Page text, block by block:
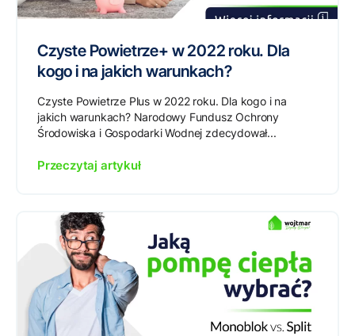
Czyste Powietrze+ w 2022 roku. Dla
kogo i na jakich warunkach?
Czyste Powietrze Plus w 2022 roku. Dla kogo i na
jakich warunkach? Narodowy Fundusz Ochrony
Środowiska i Gospodarki Wodnej zdecydował...
Przeczytaj artykuł